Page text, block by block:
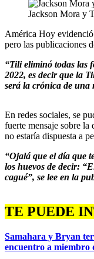
Jackson Mora y
América Hoy evidenció
pero las publicaciones
“Tili eliminó todas las
2022, es decir que la
será la crónica de una
En redes sociales, se
fuerte mensaje sobre la
no estaría dispuesta a
“Ojalá que el día que
los huevos de decir:
cagué”, se lee en la
TE PUEDE
Samahara y Bryan
encuentro a miembro